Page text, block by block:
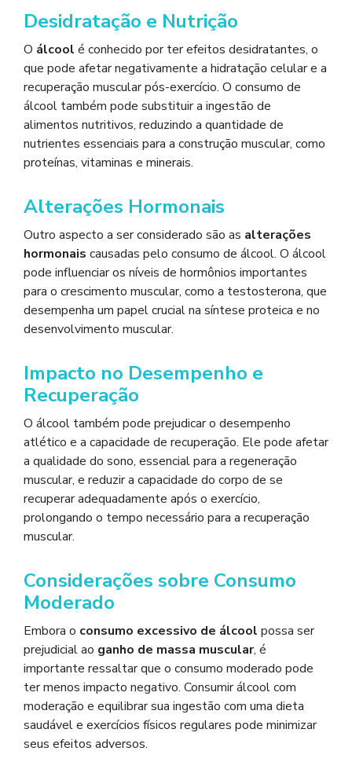
Desidratação e Nutrição
O álcool é conhecido por ter efeitos desidratantes, o
que pode afetar negativamente a hidratação celular e a
recuperação muscular pós-exercício. O consumo de
álcool também pode substituir a ingestão de
alimentos nutritivos, reduzindo a quantidade de
nutrientes essenciais para a construção muscular, como
proteínas, vitaminas e minerais.
Alterações Hormonais
Outro aspecto a ser considerado são as alterações
hormonais causadas pelo consumo de álcool. O álcool
pode influenciar os níveis de hormônios importantes
para o crescimento muscular, como a testosterona, que
desempenha um papel crucial na síntese proteica e no
desenvolvimento muscular.
Impacto no Desempenho e
Recuperação
O álcool também pode prejudicar o desempenho
atlético e a capacidade de recuperação. Ele pode afetar
a qualidade do sono, essencial para a regeneração
muscular, e reduzir a capacidade do corpo de se
recuperar adequadamente após o exercício,
prolongando o tempo necessário para a recuperação
muscular.
Considerações sobre Consumo
Moderado
Embora o consumo excessivo de álcool possa ser
prejudicial ao ganho de massa muscular, é
importante ressaltar que o consumo moderado pode
ter menos impacto negativo. Consumir álcool com
moderação e equilibrar sua ingestão com uma dieta
saudável e exercícios físicos regulares pode minimizar
seus efeitos adversos.